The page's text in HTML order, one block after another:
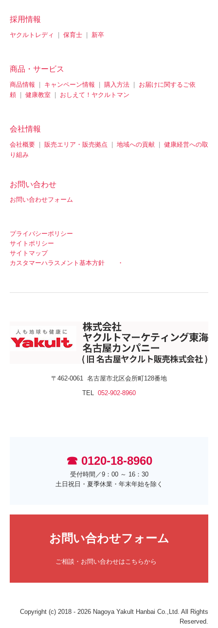
採用情報
ヤクルトレディ 保育士 新卒
商品・サービス
商品情報 キャンペーン情報 購入方法
お届けに関するご依
頼
健康教室 おしえて！ヤクルトマン
会社情報
会社概要 販売エリア・販売拠点 地域への貢献
健康経営への取
り組み
お問い合わせ
お問い合わせフォーム
プライバシーポリシー
サイトポリシー
サイトマップ
カスタマーハラスメント基本方針
・
〒462-0061 名古屋市北区会所町128番地
TEL 052-902-8960
☎ 0120-18-8960
受付時間／9：00 ～ 16：30
土日祝日・夏季休業・年末年始を除く
お問い合わせフォーム
ご相談・お問い合わせはこちらから
Copyright (c) 2018 - 2026 Nagoya Yakult Hanbai Co.,Ltd. All Rights
Reserved.